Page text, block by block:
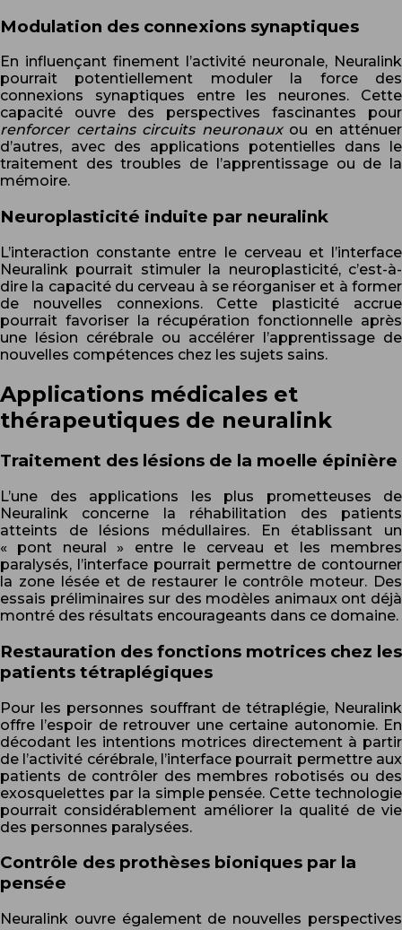
Modulation des connexions synaptiques
En influençant finement l’activité neuronale, Neuralink
pourrait potentiellement moduler la force des
connexions synaptiques entre les neurones. Cette
capacité ouvre des perspectives fascinantes pour
renforcer certains circuits neuronaux ou en atténuer
d’autres, avec des applications potentielles dans le
traitement des troubles de l’apprentissage ou de la
mémoire.
Neuroplasticité induite par neuralink
L’interaction constante entre le cerveau et l’interface
Neuralink pourrait stimuler la neuroplasticité, c’est-à-
dire la capacité du cerveau à se réorganiser et à former
de nouvelles connexions. Cette plasticité accrue
pourrait favoriser la récupération fonctionnelle après
une lésion cérébrale ou accélérer l’apprentissage de
nouvelles compétences chez les sujets sains.
Applications médicales et
thérapeutiques de neuralink
Traitement des lésions de la moelle épinière
L’une des applications les plus prometteuses de
Neuralink concerne la réhabilitation des patients
atteints de lésions médullaires. En établissant un
« pont neural » entre le cerveau et les membres
paralysés, l’interface pourrait permettre de contourner
la zone lésée et de restaurer le contrôle moteur. Des
essais préliminaires sur des modèles animaux ont déjà
montré des résultats encourageants dans ce domaine.
Restauration des fonctions motrices chez les
patients tétraplégiques
Pour les personnes souffrant de tétraplégie, Neuralink
offre l’espoir de retrouver une certaine autonomie. En
décodant les intentions motrices directement à partir
de l’activité cérébrale, l’interface pourrait permettre aux
patients de contrôler des membres robotisés ou des
exosquelettes par la simple pensée. Cette technologie
pourrait considérablement améliorer la qualité de vie
des personnes paralysées.
Contrôle des prothèses bioniques par la
pensée
Neuralink ouvre également de nouvelles perspectives